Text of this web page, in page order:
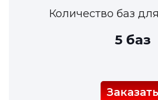
Количество баз
5 баз
Заказать